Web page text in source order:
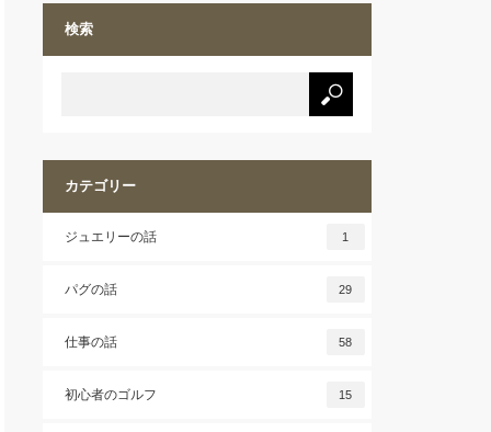
検索
カテゴリー
ジュエリーの話 1
パグの話 29
仕事の話 58
初心者のゴルフ 15